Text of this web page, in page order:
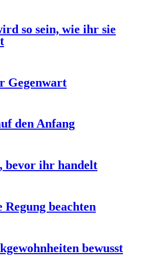
so sein, wie ihr sie
Gegenwart
den Anfang
bevor ihr handelt
beachten
bewusst